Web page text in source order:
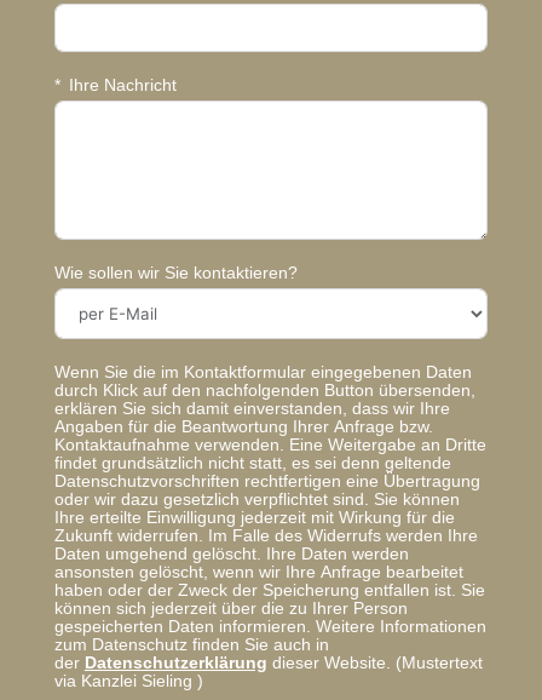
Ihre Nachricht
Wie sollen wir Sie kontaktieren?
Wenn Sie die im Kontaktformular eingegebenen Daten
durch Klick auf den nachfolgenden Button übersenden,
erklären Sie sich damit einverstanden, dass wir Ihre
Angaben für die Beantwortung Ihrer Anfrage bzw.
Kontaktaufnahme verwenden. Eine Weitergabe an Dritte
findet grundsätzlich nicht statt, es sei denn geltende
Datenschutzvorschriften rechtfertigen eine Übertragung
oder wir dazu gesetzlich verpflichtet sind. Sie können
Ihre erteilte Einwilligung jederzeit mit Wirkung für die
Zukunft widerrufen. Im Falle des Widerrufs werden Ihre
Daten umgehend gelöscht. Ihre Daten werden
ansonsten gelöscht, wenn wir Ihre Anfrage bearbeitet
haben oder der Zweck der Speicherung entfallen ist. Sie
können sich jederzeit über die zu Ihrer Person
gespeicherten Daten informieren. Weitere Informationen
zum Datenschutz finden Sie auch in
der Datenschutzerklärung dieser Website. (Mustertext
via Kanzlei Sieling )